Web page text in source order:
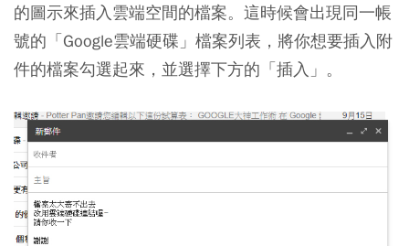
的圖示來插入雲端空間的檔案。這時候會出現同一帳
號的「Google雲端硬碟」檔案列表，將你想要插入附
件的檔案勾選起來，並選擇下方的「插入」。